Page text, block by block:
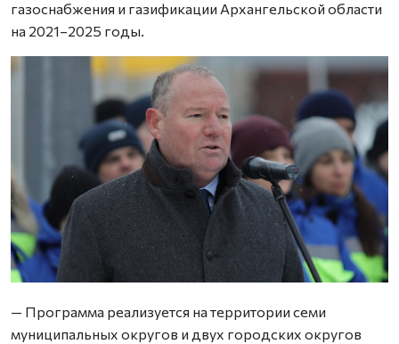
газоснабжения и газификации Архангельской области
на 2021–2025 годы.
— Программа реализуется на территории семи
муниципальных округов и двух городских округов